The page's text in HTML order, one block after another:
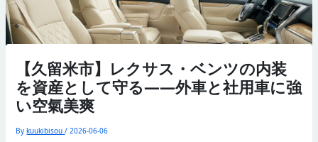
【久留米市】レクサス・ベンツの内装
を資産として守る——外車と社用車に強
い空氣美爽
Bykuukibisou/2026-06-06